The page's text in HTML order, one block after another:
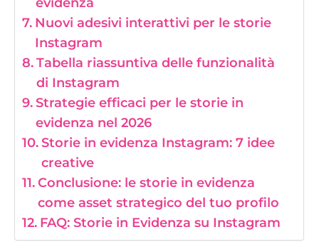
Nuovi adesivi interattivi per le storie
Instagram
Tabella riassuntiva delle funzionalità
di Instagram
Strategie efficaci per le storie in
evidenza nel 2026
Storie in evidenza Instagram: 7 idee
creative
Conclusione: le storie in evidenza
come asset strategico del tuo profilo
FAQ: Storie in Evidenza su Instagram